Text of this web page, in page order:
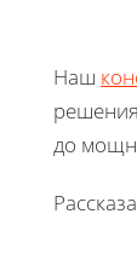
Наш
до